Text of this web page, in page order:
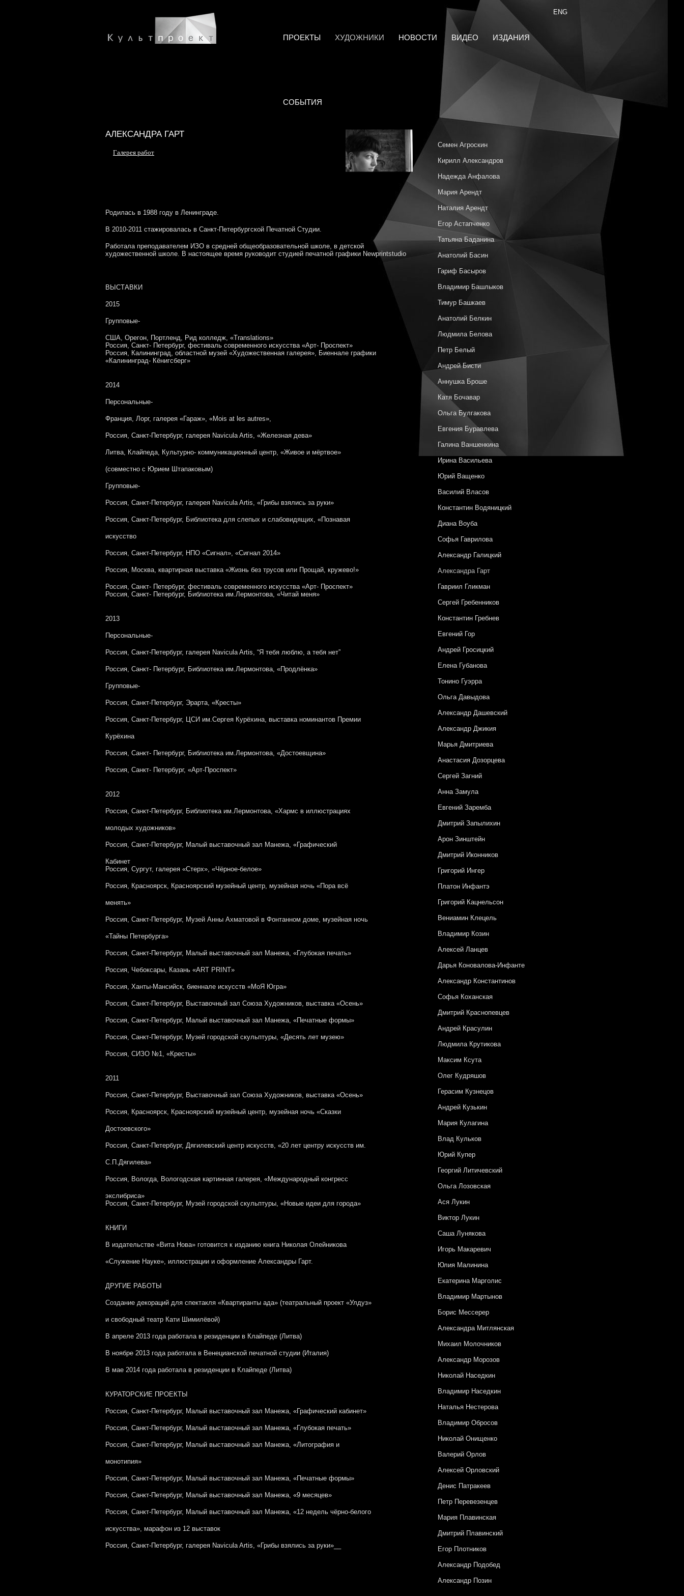
ENG
ПРОЕКТЫ ХУДОЖНИКИ НОВОСТИ ВИДЕО ИЗДАНИЯ
СОБЫТИЯ
АЛЕКСАНДРА ГАРТ
Галерея работ
Родилась в 1988 году в Ленинграде.
В 2010-2011 стажировалась в Санкт-Петербургской Печатной Студии.
Работала преподавателем ИЗО в средней общеобразовательной школе, в детской
художественной школе. В настоящее время руководит студией печатной графики Newprintstudio
ВЫСТАВКИ
2015
Групповые-
США, Орегон, Портленд, Рид колледж, «Translations»
Россия, Санкт- Петербург, фестиваль современного искусства «Арт- Проспект»
Россия, Калининград, областной музей «Художественная галерея», Биеннале графики
«Калининград- Кёнигсберг»
2014
Персональные-
Франция, Лорг, галерея «Гараж», «Mois at les autres»,
Россия, Санкт-Петербург, галерея Navicula Artis, «Железная дева»
Литва, Клайпеда, Культурно- коммуникационный центр, «Живое и мёртвое»
(совместно с Юрием Штапаковым)
Групповые-
Россия, Санкт-Петербург, галерея Navicula Artis, «Грибы взялись за руки»
Россия, Санкт-Петербург, Библиотека для слепых и слабовидящих, «Познавая
искусство
Россия, Санкт-Петербург, НПО «Сигнал», «Сигнал 2014»
Россия, Москва, квартирная выставка «Жизнь без трусов или Прощай, кружево!»
Россия, Санкт- Петербург, фестиваль современного искусства «Арт- Проспект»
Россия, Санкт- Петербург, Библиотека им.Лермонтова, «Читай меня»
2013
Персональные-
Россия, Санкт-Петербург, галерея Navicula Artis, “Я тебя люблю, а тебя нет”
Россия, Санкт- Петербург, Библиотека им.Лермонтова, «Продлёнка»
Групповые-
Россия, Санкт-Петербург, Эрарта, «Кресты»
Россия, Санкт-Петербург, ЦСИ им.Сергея Курёхина, выставка номинантов Премии
Курёхина
Россия, Санкт- Петербург, Библиотека им.Лермонтова, «Достоевщина»
Россия, Санкт- Петербург, «Арт-Проспект»
2012
Россия, Санкт-Петербург, Библиотека им.Лермонтова, «Хармс в иллюстрациях
молодых художников»
Россия, Санкт-Петербург, Малый выставочный зал Манежа, «Графический
Кабинет
Россия, Сургут, галерея «Стерх», «Чёрное-белое»
Россия, Красноярск, Красноярский музейный центр, музейная ночь «Пора всё
менять»
Россия, Санкт-Петербург, Музей Анны Ахматовой в Фонтанном доме, музейная ночь
«Тайны Петербурга»
Россия, Санкт-Петербург, Малый выставочный зал Манежа, «Глубокая печать»
Россия, Чебоксары, Казань «ART PRINT»
Россия, Ханты-Мансийск, биеннале искусств «МоЯ Югра»
Россия, Санкт-Петербург, Выставочный зал Союза Художников, выставка «Осень»
Россия, Санкт-Петербург, Малый выставочный зал Манежа, «Печатные формы»
Россия, Санкт-Петербург, Музей городской скульптуры, «Десять лет музею»
Россия, СИЗО №1, «Кресты»
2011
Россия, Санкт-Петербург, Выставочный зал Союза Художников, выставка «Осень»
Россия, Красноярск, Красноярский музейный центр, музейная ночь «Сказки
Достоевского»
Россия, Санкт-Петербург, Дягилевский центр искусств, «20 лет центру искусств им.
С.П.Дягилева»
Россия, Вологда, Вологодская картинная галерея, «Международный конгресс
экслибриса»
Россия, Санкт-Петербург, Музей городской скульптуры, «Новые идеи для города»
КНИГИ
В издательстве «Вита Нова» готовится к изданию книга Николая Олейникова
«Служение Науке», иллюстрации и оформление Александры Гарт.
ДРУГИЕ РАБОТЫ
Создание декораций для спектакля «Квартиранты ада» (театральный проект «Улдуз»
и свободный театр Кати Шимилёвой)
В апреле 2013 года работала в резиденции в Клайпеде (Литва)
В ноябре 2013 года работала в Венецианской печатной студии (Италия)
В мае 2014 года работала в резиденции в Клайпеде (Литва)
КУРАТОРСКИЕ ПРОЕКТЫ
Россия, Санкт-Петербург, Малый выставочный зал Манежа, «Графический кабинет»
Россия, Санкт-Петербург, Малый выставочный зал Манежа, «Глубокая печать»
Россия, Санкт-Петербург, Малый выставочный зал Манежа, «Литография и
монотипия»
Россия, Санкт-Петербург, Малый выставочный зал Манежа, «Печатные формы»
Россия, Санкт-Петербург, Малый выставочный зал Манежа, «9 месяцев»
Россия, Санкт-Петербург, Малый выставочный зал Манежа, «12 недель чёрно-белого
искусства», марафон из 12 выставок
Россия, Санкт-Петербург, галерея Navicula Artis, «Грибы взялись за руки»__
Семен Агроскин
Кирилл Александров
Надежда Анфалова
Мария Арендт
Наталия Арендт
Егор Астапченко
Татьяна Баданина
Анатолий Басин
Гариф Басыров
Владимир Башлыков
Тимур Башкаев
Анатолий Белкин
Людмила Белова
Петр Белый
Андрей Бисти
Аннушка Броше
Катя Бочавар
Ольга Булгакова
Евгения Буравлева
Галина Ваншенкина
Ирина Васильева
Юрий Ващенко
Василий Власов
Константин Водяницкий
Диана Воуба
Софья Гаврилова
Александр Галицкий
Александра Гарт
Гавриил Гликман
Сергей Гребенников
Константин Гребнев
Евгений Гор
Андрей Гросицкий
Елена Губанова
Тонино Гуэрра
Ольга Давыдова
Александр Дашевский
Александр Джикия
Марья Дмитриева
Анастасия Дозорцева
Сергей Загний
Анна Замула
Евгений Заремба
Дмитрий Запылихин
Арон Зинштейн
Дмитрий Иконников
Григорий Ингер
Платон Инфантэ
Григорий Кацнельсон
Вениамин Клецель
Владимир Козин
Алексей Ланцев
Дарья Коновалова-Инфанте
Александр Константинов
Софья Коханская
Дмитрий Краснопевцев
Андрей Красулин
Людмила Крутикова
Максим Ксута
Олег Кудряшов
Герасим Кузнецов
Андрей Кузькин
Мария Кулагина
Влад Кульков
Юрий Купер
Георгий Литичевский
Ольга Лозовская
Ася Лукин
Виктор Лукин
Саша Лунякова
Игорь Макаревич
Юлия Малинина
Екатерина Марголис
Владимир Мартынов
Борис Мессерер
Александра Митлянская
Михаил Молочников
Александр Морозов
Николай Наседкин
Владимир Наседкин
Наталья Нестерова
Владимир Обросов
Николай Онищенко
Валерий Орлов
Алексей Орловский
Денис Патракеев
Петр Перевезенцев
Мария Плавинская
Дмитрий Плавинский
Егор Плотников
Александр Подобед
Александр Позин